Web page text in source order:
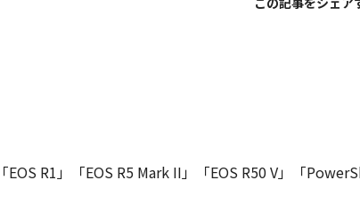
R1」「EOS R5 Mark II」「EOS R50 V」「